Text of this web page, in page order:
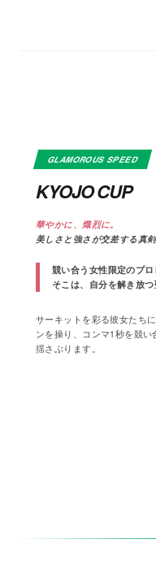
GLAMOROUS SPEED
KYOJO CUP
華やかに、熾烈に。
美しさと強さが交差する真剣
競い合う女性限定のプロ
そこは、自分を解き放つ
サーキットを彩る彼女たち
ンを操り、コンマ1秒を競い
揺さぶります。